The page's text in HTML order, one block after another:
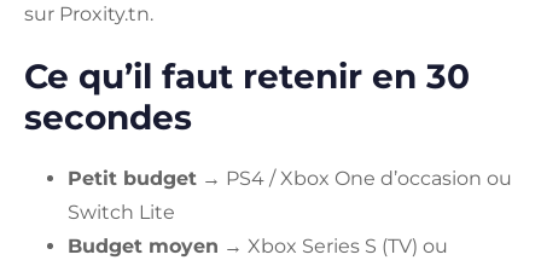
sur Proxity.tn.
Ce qu’il faut retenir en 30
secondes
Petit budget → PS4 / Xbox One d’occasion ou
Switch Lite
Budget moyen → Xbox Series S (TV) ou